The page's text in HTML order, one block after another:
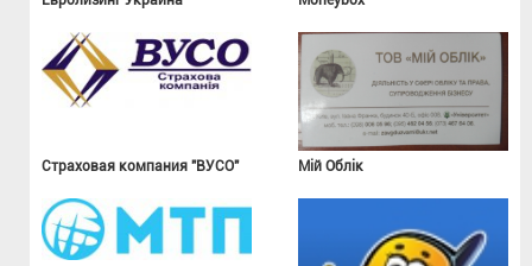
Страховая компания "ВУСО" Мій Облік